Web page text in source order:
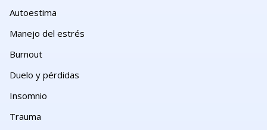
Autoestima
Manejo del estrés
Burnout
Duelo y pérdidas
Insomnio
Trauma